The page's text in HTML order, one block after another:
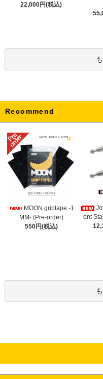
22,000円(税込)
Recommend
MOON griptape -1
MM- (Pre-order)
550円(税込)
ent